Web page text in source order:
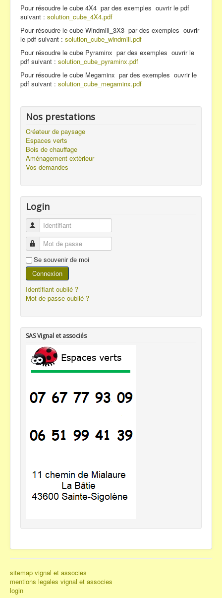
Pour résoudre le cube 4X4 par des exemples ouvrir le pdf
suivant : solution_cube_4X4.pdf
Pour résoudre le cube Windmill_3X3 par des exemples ouvrir
le pdf suivant : solution_cube_windmill.pdf
Pour résoudre le cube Pyraminx par des exemples ouvrir le
pdf suivant : solution_cube_pyraminx.pdf
Pour résoudre le cube Megaminx par des exemples ouvrir le
pdf suivant : solution_cube_megaminx.pdf
Nos prestations
Créateur de paysage
Espaces verts
Bois de chauffage
Aménagement extèrieur
Vos demandes
Login
Identifiant
Mot de passe
Se souvenir de moi
Connexion
Identifiant oublié ?
Mot de passe oublié ?
SAS Vignal et associés
sitemap vignal et associes
mentions legales vignal et associes
login